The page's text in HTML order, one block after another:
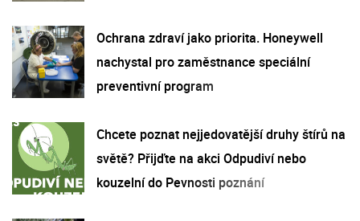
Ochrana zdraví jako priorita. Honeywell
nachystal pro zaměstnance speciální
preventivní program
Chcete poznat nejjedovatější druhy štírů na
světě? Přijďte na akci Odpudiví nebo
kouzelní do Pevnosti poznání